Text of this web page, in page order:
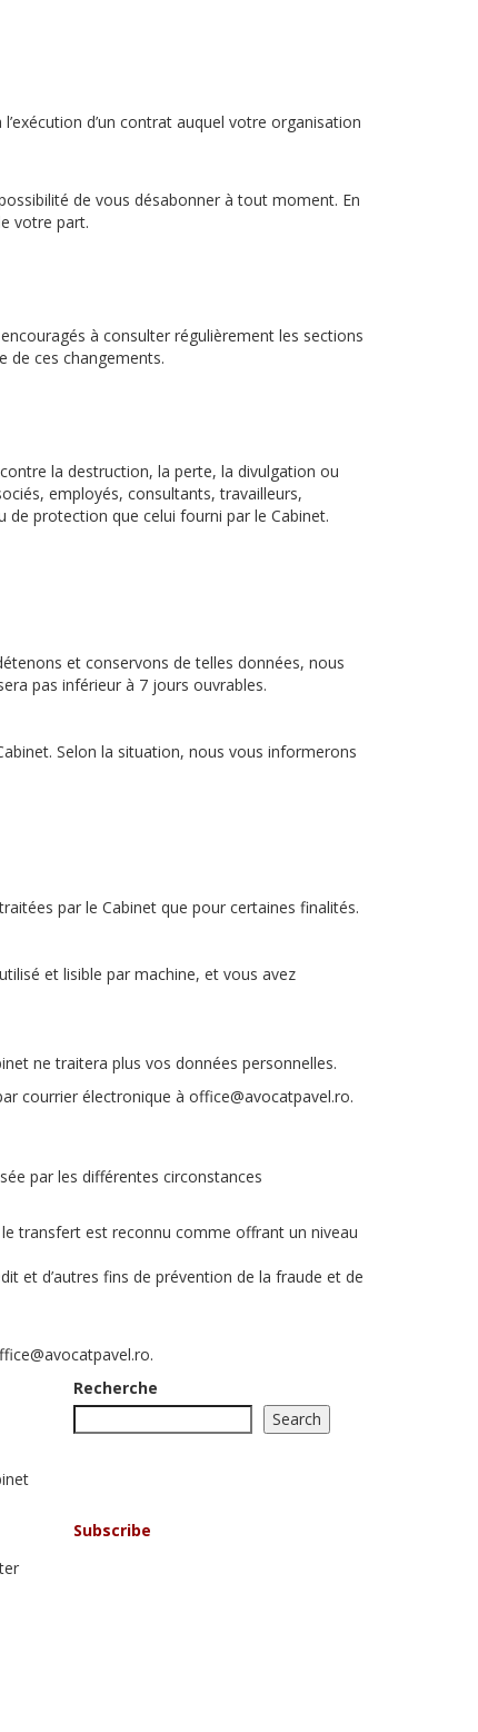
d’un contrat auquel votre organisation
de vous désabonner à tout moment. En
votre part.
à consulter régulièrement les sections
de ces changements.
la destruction, la perte, la divulgation ou
employés, consultants, travailleurs,
protection que celui fourni par le Cabinet.
et conservons de telles données, nous
pas inférieur à 7 jours ouvrables.
Selon la situation, nous vous informerons
par le Cabinet que pour certaines finalités.
et lisible par machine, et vous avez
ne traitera plus vos données personnelles.
courrier électronique à office@avocatpavel.ro.
par les différentes circonstances
transfert est reconnu comme offrant un niveau
et d’autres fins de prévention de la fraude et de
Recherche
Search
Subscribe